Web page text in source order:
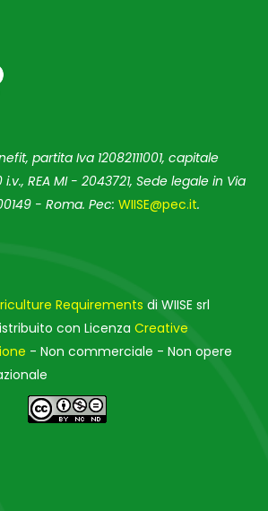
partita Iva 12082111001, capitale
REA MI - 2043721, Sede legale in Via
- Roma. Pec: WIISE@pec.it.
Requirements di WIISE srl
con Licenza Creative
- Non commerciale - Non opere